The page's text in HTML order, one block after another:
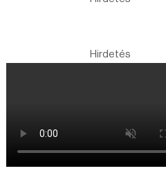
Hirdetés